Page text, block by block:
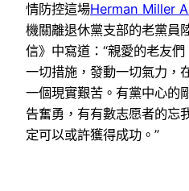
情防控這場Herman Miller
機關離退休黨支部的老黨員
信》中寫道：“親愛的老友
一切措施，發動一切氣力，
一個現實艱苦。有黨中心的
告奮勇，有有數志愿者的忘
定可以或許獲得成功。”